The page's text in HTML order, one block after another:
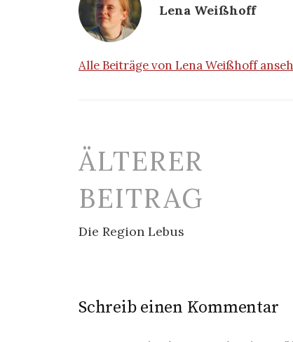
Lena Weißhoff
Alle Beiträge von Lena Weißhoff
Beitrags-
Navigation
ÄLTERER
BEITRAG
Die Region Lebus
Schreib einen Kommentar